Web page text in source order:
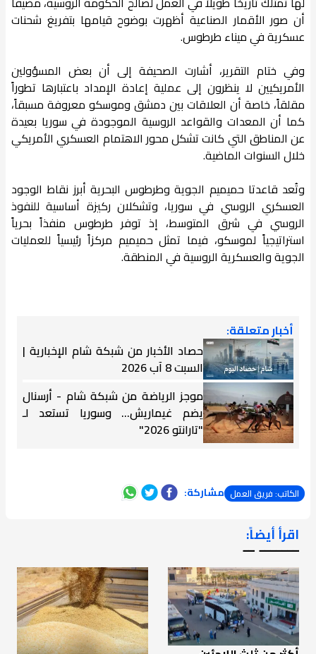
أن صور الأقمار الصناعية أظهرت بوضوح قيامها بتفريغ شحنات
عسكرية في ميناء طرطوس.
وفي ختام التقرير، أشارت الصحيفة إلى أن بعض المسؤولين
الأمريكيين لا ينظرون إلى عملية إعادة الإمداد باعتبارها تطوراً
مقلقاً، خاصة أن العلاقات بين دمشق وموسكو معروفة مسبقاً،
كما أن المعدات والقواعد الروسية الموجودة في سوريا بعيدة
عن المناطق التي كانت تشكل محور الاهتمام العسكري الأمريكي
خلال السنوات الماضية.
وتُعد قاعدتا حميميم الجوية وطرطوس البحرية أبرز نقاط الوجود
العسكري الروسي في سوريا، وتشكلان ركيزة أساسية للنفوذ
الروسي في شرق المتوسط، إذ توفر طرطوس منفذاً بحرياً
استراتيجياً لموسكو، فيما تمثل حميميم مركزاً رئيسياً للعمليات
الجوية والعسكرية الروسية في المنطقة.
أخبار متعلقة:
حصاد الأخبار من شبكة شام الإخبارية |
السبت 8 آب 2026
موجز الرياضة من شبكة شام - أرسنال
يضم غيماريش... وسوريا تستعد لـ
"تارانتو 2026"
الكاتب: فريق العمل مشاركة:
اقرأ أيضاً:
ـــــــ ــ